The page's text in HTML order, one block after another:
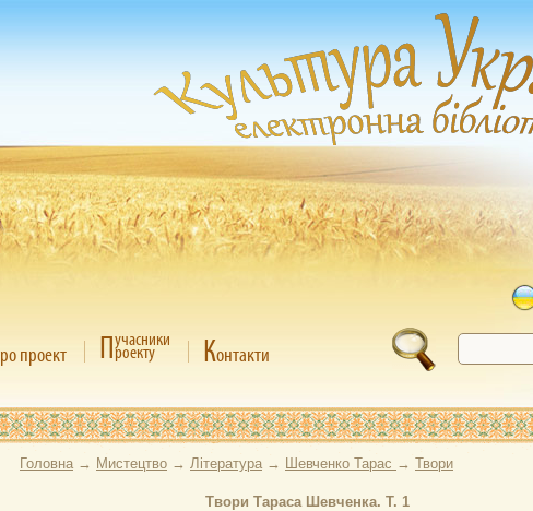
ро проект Пучасники
роекту Контакти
Головна → Мистецтво → Література → Шевченко Тарас → Твори
Твори Тараса Шевченка. Т. 1